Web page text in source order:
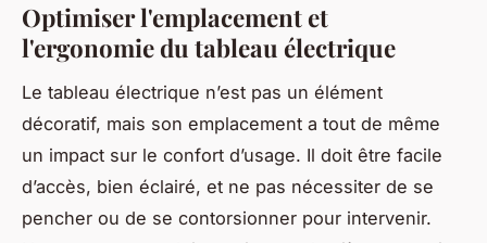
Optimiser l'emplacement et
l'ergonomie du tableau électrique
Le tableau électrique n’est pas un élément
décoratif, mais son emplacement a tout de même
un impact sur le confort d’usage. Il doit être facile
d’accès, bien éclairé, et ne pas nécessiter de se
pencher ou de se contorsionner pour intervenir.